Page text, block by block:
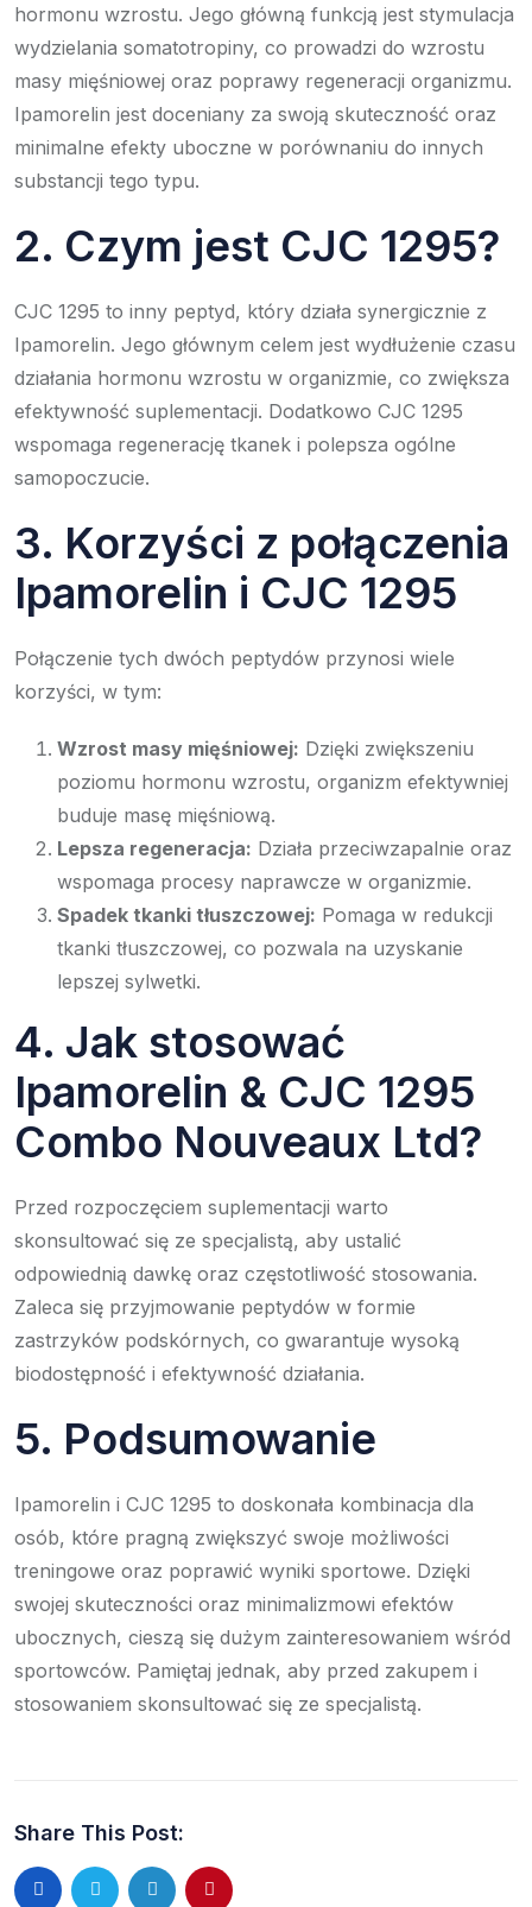
hormonu wzrostu. Jego główną funkcją jest stymulacja
wydzielania somatotropiny, co prowadzi do wzrostu
masy mięśniowej oraz poprawy regeneracji organizmu.
Ipamorelin jest doceniany za swoją skuteczność oraz
minimalne efekty uboczne w porównaniu do innych
substancji tego typu.
2. Czym jest CJC 1295?
CJC 1295 to inny peptyd, który działa synergicznie z
Ipamorelin. Jego głównym celem jest wydłużenie czasu
działania hormonu wzrostu w organizmie, co zwiększa
efektywność suplementacji. Dodatkowo CJC 1295
wspomaga regenerację tkanek i polepsza ogólne
samopoczucie.
3. Korzyści z połączenia
Ipamorelin i CJC 1295
Połączenie tych dwóch peptydów przynosi wiele
korzyści, w tym:
Wzrost masy mięśniowej: Dzięki zwiększeniu
poziomu hormonu wzrostu, organizm efektywniej
buduje masę mięśniową.
Lepsza regeneracja: Działa przeciwzapalnie oraz
wspomaga procesy naprawcze w organizmie.
Spadek tkanki tłuszczowej: Pomaga w redukcji
tkanki tłuszczowej, co pozwala na uzyskanie
lepszej sylwetki.
4. Jak stosować
Ipamorelin & CJC 1295
Combo Nouveaux Ltd?
Przed rozpoczęciem suplementacji warto
skonsultować się ze specjalistą, aby ustalić
odpowiednią dawkę oraz częstotliwość stosowania.
Zaleca się przyjmowanie peptydów w formie
zastrzyków podskórnych, co gwarantuje wysoką
biodostępność i efektywność działania.
5. Podsumowanie
Ipamorelin i CJC 1295 to doskonała kombinacja dla
osób, które pragną zwiększyć swoje możliwości
treningowe oraz poprawić wyniki sportowe. Dzięki
swojej skuteczności oraz minimalizmowi efektów
ubocznych, cieszą się dużym zainteresowaniem wśród
sportowców. Pamiętaj jednak, aby przed zakupem i
stosowaniem skonsultować się ze specjalistą.
Share This Post: